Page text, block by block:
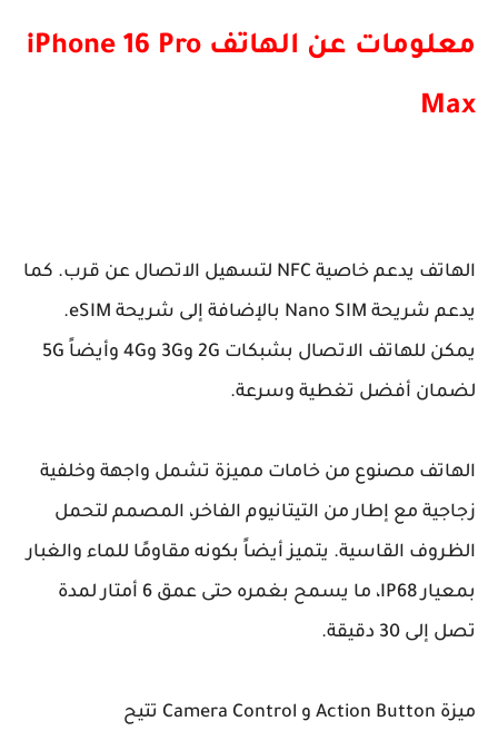
معلومات عن الهاتف iPhone 16 Pro
Max
الهاتف يدعم خاصية NFC لتسهيل الاتصال عن قرب. كما
يدعم شريحة Nano SIM بالإضافة إلى شريحة eSIM.
يمكن للهاتف الاتصال بشبكات 2G و3G و4G وأيضاً 5G
لضمان أفضل تغطية وسرعة.
الهاتف مصنوع من خامات مميزة تشمل واجهة وخلفية
زجاجية مع إطار من التيتانيوم الفاخر، المصمم لتحمل
الظروف القاسية. يتميز أيضاً بكونه مقاومًا للماء والغبار
بمعيار IP68، ما يسمح بغمره حتى عمق 6 أمتار لمدة
تصل إلى 30 دقيقة.
ميزة Action Button و Camera Control تتيح